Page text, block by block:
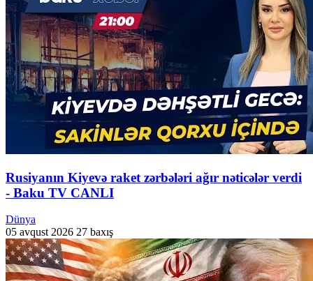
Rusiyanın Kiyevə raket zərbələri ağır nəticələr verdi
- Baku TV CANLI
Dünya
05 avqust 2026 27 baxış